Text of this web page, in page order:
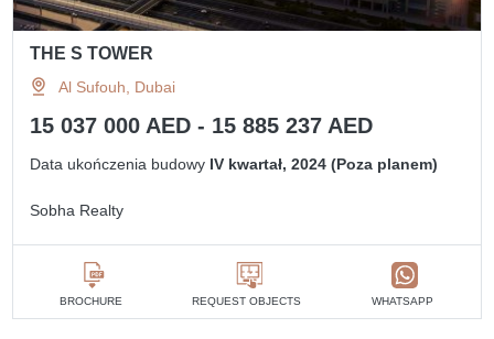
THE S TOWER
Al Sufouh, Dubai
15 037 000 AED - 15 885 237 AED
Data ukończenia budowy IV kwartał, 2024 (Poza planem)
Sobha Realty
BROCHURE REQUEST OBJECTS WHATSAPP